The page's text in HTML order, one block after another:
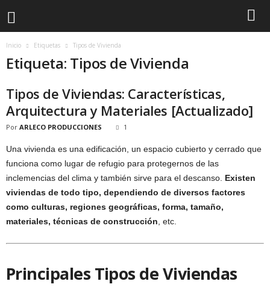
Inicio Etiquetas Tipos de Vivienda
Etiqueta: Tipos de Vivienda
Tipos de Viviendas: Características,
Arquitectura y Materiales [Actualizado]
Por ARLECO PRODUCCIONES 1
Una vivienda es una edificación, un espacio cubierto y cerrado que
funciona como lugar de refugio para protegernos de las
inclemencias del clima y también sirve para el descanso. Existen
viviendas de todo tipo, dependiendo de diversos factores
como culturas, regiones geográficas, forma, tamaño,
materiales, técnicas de construcción , etc.
Principales Tipos de Viviendas